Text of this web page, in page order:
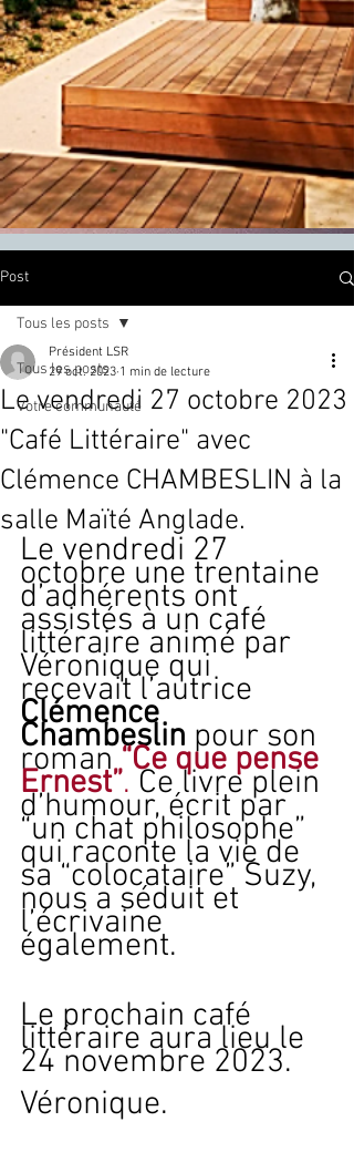
Post
Tous les posts
Votre communauté
Tous les posts
Le vendredi 27 octobre 2023
"Café Littéraire" avec
Clémence CHAMBESLIN à la
salle Maïté Anglade.
Président LSR
29 oct. 2023 1 min de lecture
Le vendredi 27
octobre une trentaine
d’adhérents ont
assistés à un café
littéraire animé par
Véronique qui
recevait l’autrice
Clémence
Chambeslin pour son
roman “Ce que pense
Ernest”. Ce livre plein
d’humour, écrit par
“un chat philosophe”
qui raconte la vie de
sa “colocataire” Suzy,
nous a séduit et
l’écrivaine
également.
Le prochain café
littéraire aura lieu le
24 novembre 2023.
Véronique.